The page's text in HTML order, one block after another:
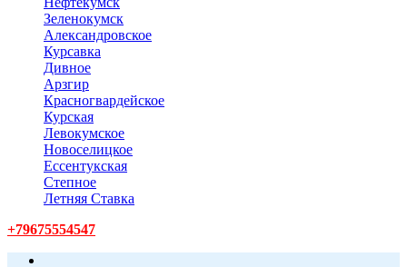
Зеленокумск
Александровское
Курсавка
Дивное
Арзгир
Красногвардейское
Курская
Левокумское
Новоселицкое
Ессентукская
Степное
Летняя Ставка
+79675554547